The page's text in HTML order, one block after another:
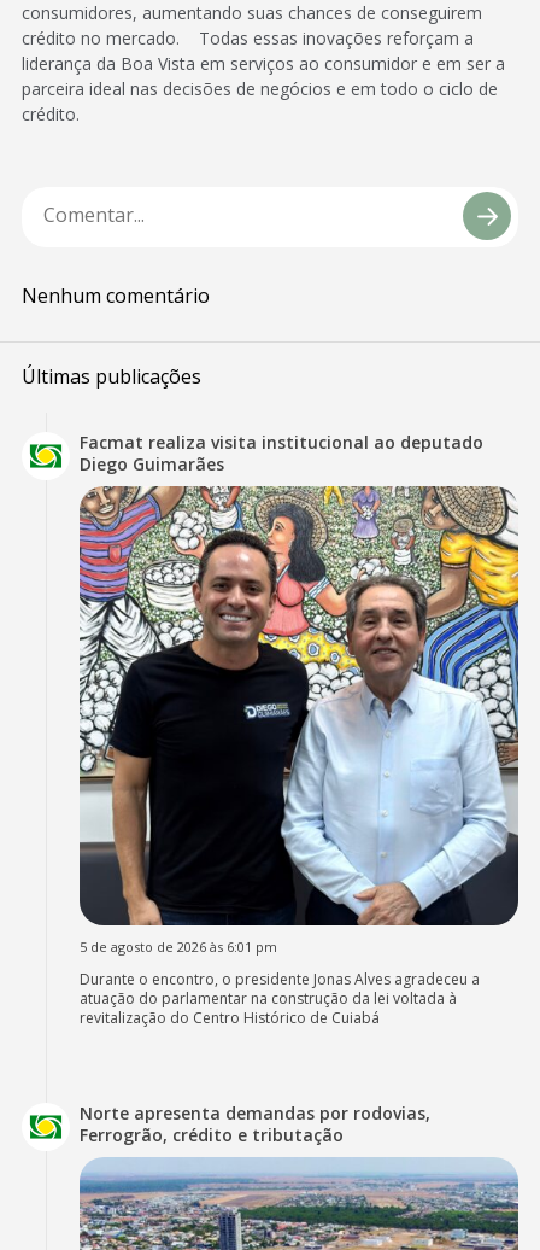
consumidores, aumentando suas chances de conseguirem
crédito no mercado. Todas essas inovações reforçam a
liderança da Boa Vista em serviços ao consumidor e em ser a
parceira ideal nas decisões de negócios e em todo o ciclo de
crédito.
Nenhum comentário
Últimas publicações
Facmat realiza visita institucional ao deputado
Diego Guimarães
5 de agosto de 2026 às 6:01 pm
Durante o encontro, o presidente Jonas Alves agradeceu a
atuação do parlamentar na construção da lei voltada à
revitalização do Centro Histórico de Cuiabá
Norte apresenta demandas por rodovias,
Ferrogrão, crédito e tributação